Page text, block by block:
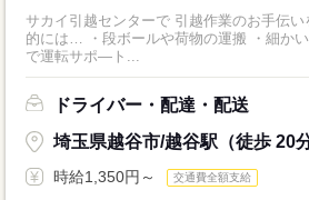
サカイ引越センターで 引越作業のお手伝いをお
的には… ・段ボールや荷物の運搬 ・細か
で運転サポ―ト...
ドライバー・配達・配送
埼玉県越谷市/越谷駅（徒歩 20分
時給1,350円～ 交通費全額支給